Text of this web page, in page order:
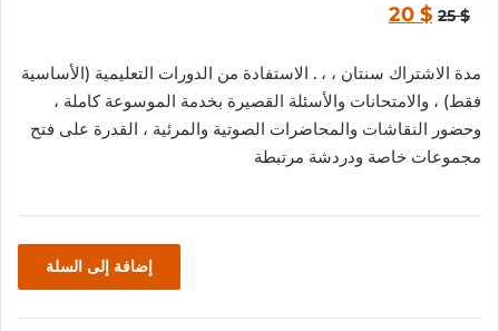
25$
السعر
هو:
25 $.
20 $
السعر
هو:
20 $.
مدة الاشتراك سنتان ، ، . الاستفادة من الدورات التعليمية (الأساسية
فقط) ، والامتحانات والأسئلة القصيرة بخدمة الموسوعة كاملة ،
وحضور النقاشات والمحاضرات الصوتية والمرئية ، القدرة على فتح
مجموعات خاصة ودردشة مرتبطة
إضافة إلى السلة